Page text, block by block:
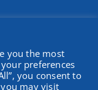
you the most
preferences
you consent to
may visit